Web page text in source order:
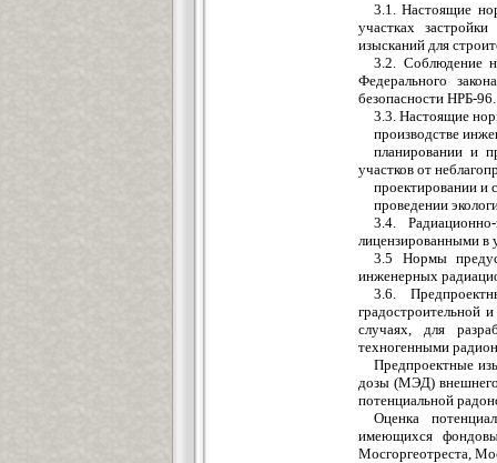
3.1. Настоящие
участках
изысканий для
3.2. Соблюдение
Федерального
безопасности НРБ-96.
3.3. Настоящие
производстве
планировании и
участков от
проектировании и
проведении
3.4.
лицензированными в
3.5 Нормы
инженерных
3.6.
градостроительной
случаях, для
техногенными
Предпроектные
дозы (МЭД) внешнего
потенциальной
Оценка
имеющихся
Мосгоргеотреста,